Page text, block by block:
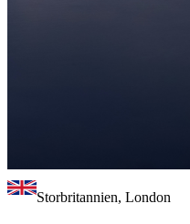
Storbritannien, London